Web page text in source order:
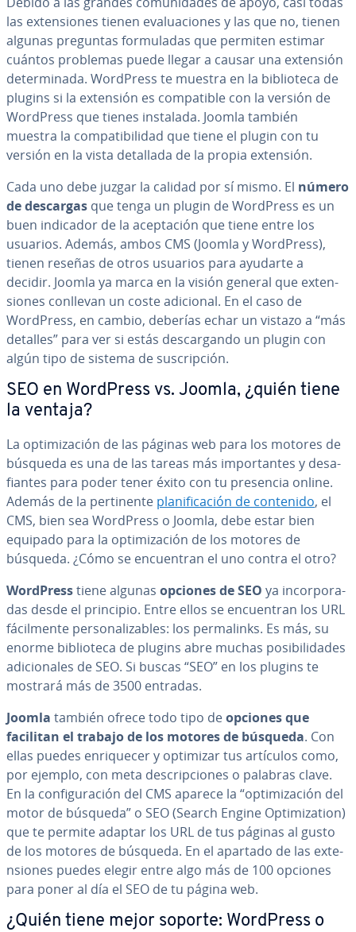
las ex­te­n­sio­nes tienen eva­lua­cio­nes y las que no, tienen
algunas preguntas fo­r­mu­la­das que permiten estimar
cuántos problemas puede llegar a causar una extensión
de­te­r­mi­na­da. WordPress te muestra en la bi­blio­te­ca de
plugins si la extensión es co­m­pa­ti­ble con la versión de
WordPress que tienes instalada. Joomla también
muestra la co­m­pa­ti­bi­li­dad que tiene el plugin con tu
versión en la vista detallada de la propia extensión.
Cada uno debe juzgar la calidad por sí mismo. El número
de descargas que tenga un plugin de WordPress es un
buen indicador de la ace­p­ta­ción que tiene entre los
usuarios. Además, ambos CMS (Joomla y WordPress),
tienen reseñas de otros usuarios para ayudarte a
decidir. Joomla ya marca en la visión general que ex­te­n­
sio­nes conllevan un coste adicional. En el caso de
WordPress, en cambio, deberías echar un vistazo a “más
detalles” para ver si estás de­s­ca­r­ga­n­do un plugin con
algún tipo de sistema de su­s­cri­p­ción.
SEO en WordPress vs. Joomla, ¿quién tiene
la ventaja?
La op­ti­mi­za­ción de las páginas web para los motores de
búsqueda es una de las tareas más im­po­r­ta­n­tes y de­sa­
fia­n­tes para poder tener éxito con tu presencia online.
Además de la pe­r­ti­ne­n­te pla­ni­fi­ca­ción de contenido, el
CMS, bien sea WordPress o Joomla, debe estar bien
equipado para la op­ti­mi­za­ción de los motores de
búsqueda. ¿Cómo se en­cue­n­tran el uno contra el otro?
WordPresstiene algunas opciones de SEO ya in­co­r­po­ra­
das desde el principio. Entre ellos se en­cue­n­tran los URL
fá­ci­l­me­n­te pe­r­so­na­li­za­bles: los pe­r­ma­li­n­ks. Es más, su
enorme bi­blio­te­ca de plugins abre muchas po­si­bi­li­da­des
adi­cio­na­les de SEO. Si buscas “SEO” en los plugins te
mostrará más de 3500 entradas.
Joomla también ofrece todo tipo deopciones que
facilitan el trabajo de los motores de búsqueda. Con
ellas puedes en­ri­que­cer y optimizar tus artículos como,
por ejemplo, con meta de­s­cri­p­cio­nes o palabras clave.
En la co­n­fi­gu­ra­ción del CMS aparece la “op­ti­mi­za­ción del
motor de búsqueda” o SEO (Search Engine Op­ti­mi­za­tion)
que te permite adaptar los URL de tus páginas al gusto
de los motores de búsqueda. En el apartado de las ex­te­
n­sio­nes puedes elegir entre algo más de 100 opciones
para poner al día el SEO de tu página web.
¿Quién tiene mejor soporte: WordPress o